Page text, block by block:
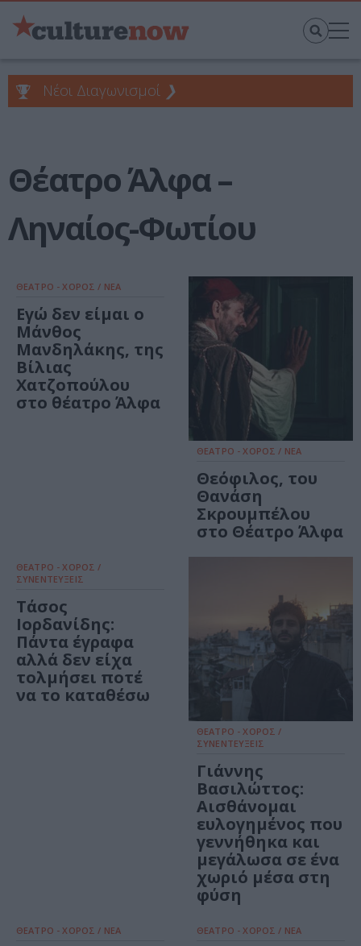
Νέοι Διαγωνισμοί ❯
Θέατρο Άλφα –
Ληναίος-Φωτίου
ΘΕΑΤΡΟ - ΧΟΡΟΣ / ΝΕΑ
Εγώ δεν είμαι ο
Μάνθος
Μανδηλάκης, της
Βίλιας
Χατζοπούλου
στο θέατρο Άλφα
ΘΕΑΤΡΟ - ΧΟΡΟΣ / ΝΕΑ
Θεόφιλος, του
Θανάση
Σκρουμπέλου
στο Θέατρο Άλφα
ΘΕΑΤΡΟ - ΧΟΡΟΣ /
ΣΥΝΕΝΤΕΥΞΕΙΣ
Τάσος
Ιορδανίδης:
Πάντα έγραφα
αλλά δεν είχα
τολμήσει ποτέ
να το καταθέσω
ΘΕΑΤΡΟ - ΧΟΡΟΣ /
ΣΥΝΕΝΤΕΥΞΕΙΣ
Γιάννης
Βασιλώττος:
Αισθάνομαι
ευλογημένος που
γεννήθηκα και
μεγάλωσα σε ένα
χωριό μέσα στη
φύση
ΘΕΑΤΡΟ - ΧΟΡΟΣ / ΝΕΑ ΘΕΑΤΡΟ - ΧΟΡΟΣ / ΝΕΑ